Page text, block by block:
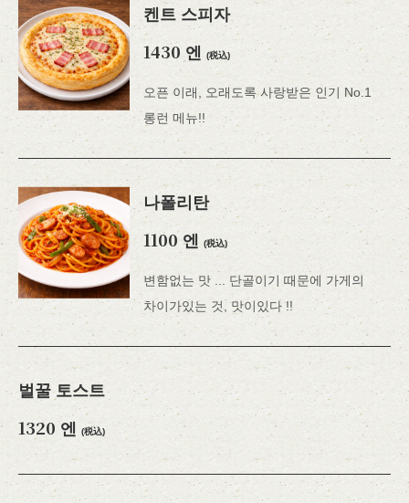
켄트 스피자
1430 엔
(税込)
오픈 이래, 오래도록 사랑받은 인기 No.1
롱런 메뉴!!
나폴리탄
1100 엔 (税込)
변함없는 맛 ... 단골이기 때문에 가게의
차이가있는 것, 맛이있다 !!
벌꿀 토스트
1320 엔 (税込)